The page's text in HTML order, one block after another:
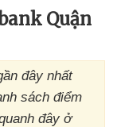
Quận
đây nhất
sách điểm
đây ở